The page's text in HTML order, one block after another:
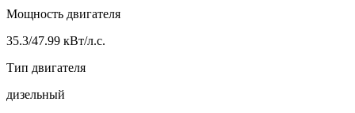
Мощность двигателя
35.3/47.99 кВт/л.с.
Тип двигателя
дизельный